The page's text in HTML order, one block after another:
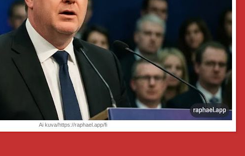
Ai kuva/https://raphael.app/fi